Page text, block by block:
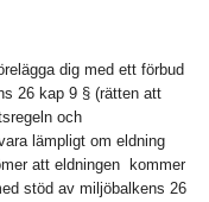
dig med ett förbud
26 kap 9 § (rätten att
och
lämpligt om eldning
att eldningen kommer
stöd av miljöbalkens 26